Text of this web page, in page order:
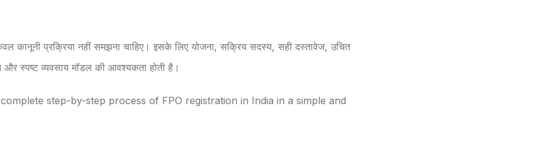
कानूनी प्रक्रिया नहीं समझना चाहिए। इसके लिए योजना, सक्रिय सदस्य, सही दस्तावेज, उचित
और स्पष्ट व्यवसाय मॉडल की आवश्यकता होती है।
step-by-step process of FPO registration in India in a simple and